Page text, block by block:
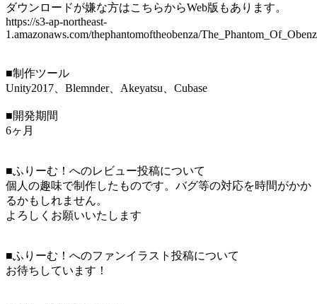
ダウンロードが嫌な方はこちらからWeb版もあります。
https://s3-ap-northeast-
1.amazonaws.com/thephantomoftheobenza/
■制作ツール
Unity2017、Blemnder、Akeyatsu、Cubase
■開発期間
6ヶ月
■ふりーむ！へのレビュー投稿について
個人の趣味で制作したものです。バグ等の対応を時間がかか
るかもしれません。
よろしくお願いいたします
■ふりーむ！へのファンイラスト投稿について
お待ちしています！